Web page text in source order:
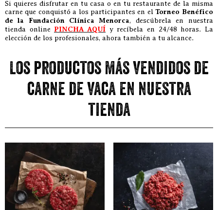
Si quieres disfrutar en tu casa o en tu restaurante de la misma
carne que conquistó a los participantes en el Torneo Benéfico
de la Fundación Clínica Menorca, descúbrela en nuestra
tienda online PINCHA AQUÍ y recíbela en 24/48 horas. La
elección de los profesionales, ahora también a tu alcance.
Los productos más vendidos de
carne de vaca en nuestra
tienda